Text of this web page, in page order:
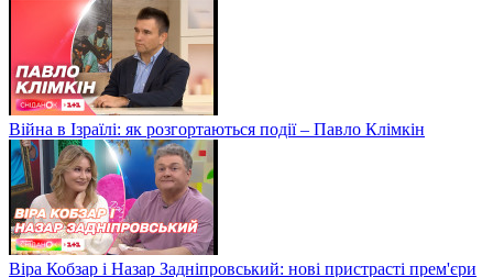
Війна в Ізраїлі: як розгортаються події – Павло Клімкін
Віра Кобзар і Назар Задніпровський: нові пристрасті прем'єри